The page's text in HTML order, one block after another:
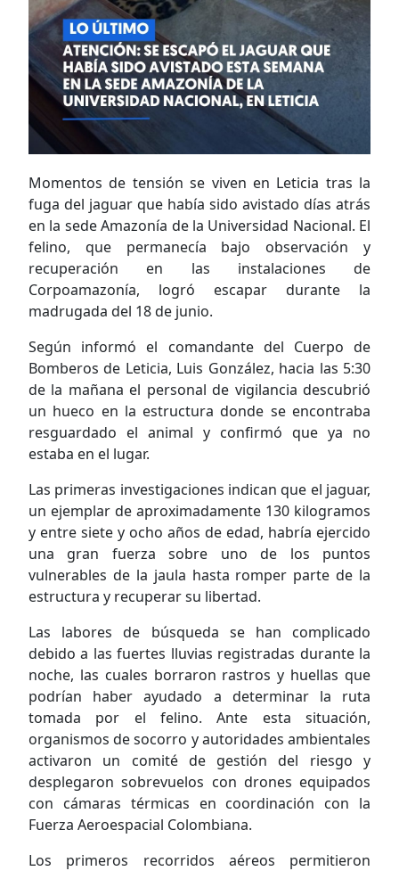
Momentos de tensión se viven en Leticia tras la
fuga del jaguar que había sido avistado días atrás
en la sede Amazonía de la Universidad Nacional. El
felino, que permanecía bajo observación y
recuperación en las instalaciones de
Corpoamazonía, logró escapar durante la
madrugada del 18 de junio.
Según informó el comandante del Cuerpo de
Bomberos de Leticia, Luis González, hacia las 5:30
de la mañana el personal de vigilancia descubrió
un hueco en la estructura donde se encontraba
resguardado el animal y confirmó que ya no
estaba en el lugar.
Las primeras investigaciones indican que el jaguar,
un ejemplar de aproximadamente 130 kilogramos
y entre siete y ocho años de edad, habría ejercido
una gran fuerza sobre uno de los puntos
vulnerables de la jaula hasta romper parte de la
estructura y recuperar su libertad.
Las labores de búsqueda se han complicado
debido a las fuertes lluvias registradas durante la
noche, las cuales borraron rastros y huellas que
podrían haber ayudado a determinar la ruta
tomada por el felino. Ante esta situación,
organismos de socorro y autoridades ambientales
activaron un comité de gestión del riesgo y
desplegaron sobrevuelos con drones equipados
con cámaras térmicas en coordinación con la
Fuerza Aeroespacial Colombiana.
Los primeros recorridos aéreos permitieron